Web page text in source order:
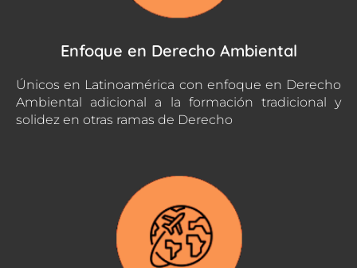
Enfoque en Derecho Ambiental
Únicos en Latinoamérica con enfoque en Derecho
Ambiental adicional a la formación tradicional y
solidez en otras ramas de Derecho